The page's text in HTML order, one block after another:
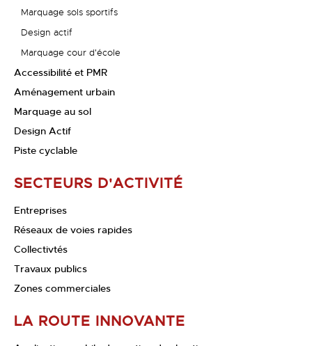
Marquage sols sportifs
Design actif
Marquage cour d'école
Accessibilité et PMR
Aménagement urbain
Marquage au sol
Design Actif
Piste cyclable
SECTEURS D'ACTIVITÉ
Entreprises
Réseaux de voies rapides
Collectivtés
Travaux publics
Zones commerciales
LA ROUTE INNOVANTE